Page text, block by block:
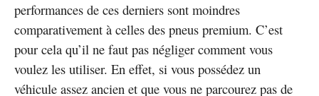
performances de ces derniers sont moindres
comparativement à celles des pneus premium. C’est
pour cela qu’il ne faut pas négliger comment vous
voulez les utiliser. En effet, si vous possédez un
véhicule assez ancien et que vous ne parcourez pas de